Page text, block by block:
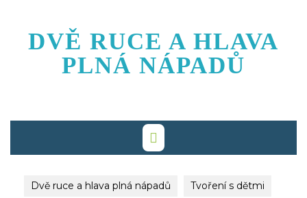
content
DVĚ RUCE A HLAVA
PLNÁ NÁPADŮ
Dvě ruce a hlava plná nápadů Tvoření s dětmi